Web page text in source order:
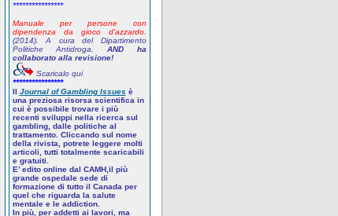
****************
Manuale per persone con
dipendenza da gioco d'azzardo.
(2014). A cura del Dipartimento
Politiche Antidroga. AND ha
collaborato alla revisione!
Scaricalo qui
****************
Il Journal of Gambling Issues è
una preziosa risorsa scientifica in
cui è possibile trovare i più
recenti sviluppi nella ricerca sul
gambling, dalle politiche al
trattamento. Cliccando sul nome
della rivista, potrete leggere molti
articoli, tutti totalmente scaricabili
e gratuiti.
E’ edito online dal CAMH,il più
grande ospedale sede di
formazione di tutto il Canada per
quel che riguarda la salute
mentale e le addiction.
In più, per addetti ai lavori, ma